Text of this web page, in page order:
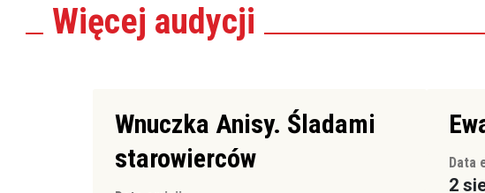
Więcej audycji
Wnuczka Anisy. Śladami
starowierców
Data
2